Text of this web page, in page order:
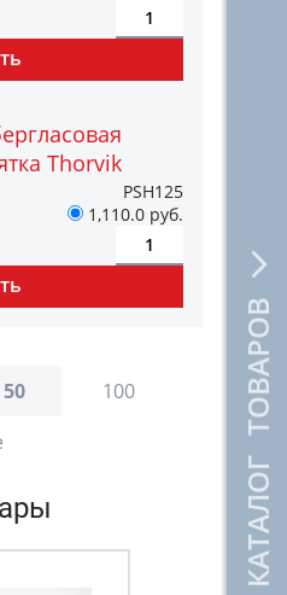
КАТАЛОГ ТОВАРОВ
Thorvik
PSH125
1,110.0 руб.
50
100